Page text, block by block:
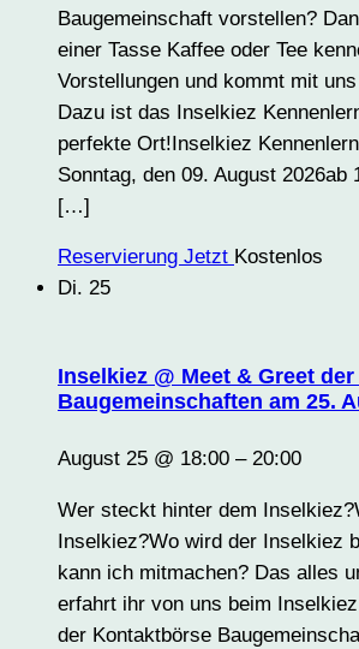
Baugemeinschaft vorstellen?
einer Tasse Kaffee oder Tee
Vorstellungen und kommt mit
Dazu ist das Inselkiez
perfekte Ort!Inselkiez
Sonntag, den 09. August 2026ab
[…]
Reservierung Jetzt Kostenlos
Di. 25
Inselkiez @ Meet & Greet
Baugemeinschaften am 25.
August 25 @ 18:00 – 20:00
Wer steckt hinter dem
Inselkiez?Wo wird der Inselkiez
kann ich mitmachen? Das alles
erfahrt ihr von uns beim
der Kontaktbörse